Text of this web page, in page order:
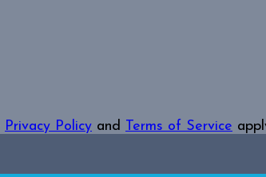
Privacy Policy and Terms of Service